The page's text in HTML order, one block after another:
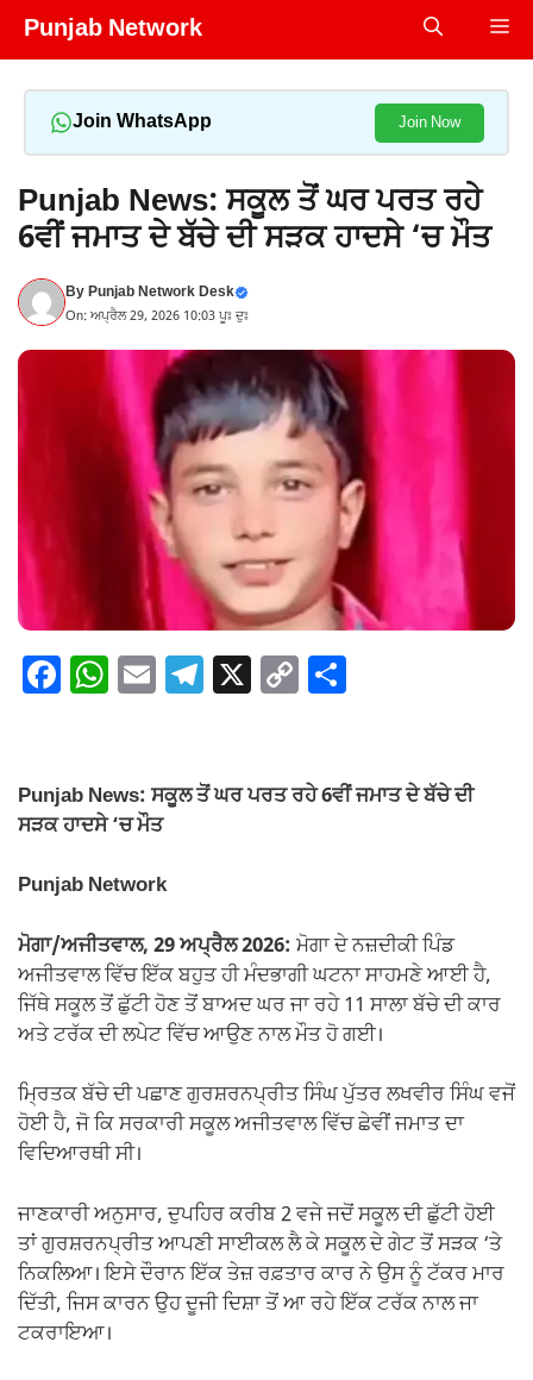
Skip
Punjab Network
Join WhatsApp Join Now
Punjab News: ਸਕੂਲ ਤੋਂ ਘਰ ਪਰਤ ਰਹੇ
6ਵੀਂ ਜਮਾਤ ਦੇ ਬੱਚੇ ਦੀ ਸੜਕ ਹਾਦਸੇ ‘ਚ ਮੌਤ
ByPunjab Network Desk
On: ਅਪ੍ਰੈਲ 29, 2026 10:03 ਪੂਃ ਦੁਃ
F
e
b
o
o
k
W
s
A
p
p
E T
gr
X C
y e
Punjab News: ਸਕੂਲ ਤੋਂ ਘਰ ਪਰਤ ਰਹੇ 6ਵੀਂ ਜਮਾਤ ਦੇ ਬੱਚੇ ਦੀ
ਸੜਕ ਹਾਦਸੇ ‘ਚ ਮੌਤ
Punjab Network
ਮੋਗਾ/ਅਜੀਤਵਾਲ, 29 ਅਪ੍ਰੈਲ 2026: ਮੋਗਾ ਦੇ ਨਜ਼ਦੀਕੀ ਪਿੰਡ
ਅਜੀਤਵਾਲ ਵਿੱਚ ਇੱਕ ਬਹੁਤ ਹੀ ਮੰਦਭਾਗੀ ਘਟਨਾ ਸਾਹਮਣੇ ਆਈ ਹੈ,
ਜਿੱਥੇ ਸਕੂਲ ਤੋਂ ਛੁੱਟੀ ਹੋਣ ਤੋਂ ਬਾਅਦ ਘਰ ਜਾ ਰਹੇ 11 ਸਾਲਾ ਬੱਚੇ ਦੀ ਕਾਰ
ਅਤੇ ਟਰੱਕ ਦੀ ਲਪੇਟ ਵਿੱਚ ਆਉਣ ਨਾਲ ਮੌਤ ਹੋ ਗਈ।
ਮ੍ਰਿਤਕ ਬੱਚੇ ਦੀ ਪਛਾਣ ਗੁਰਸ਼ਰਨਪ੍ਰੀਤ ਸਿੰਘ ਪੁੱਤਰ ਲਖਵੀਰ ਸਿੰਘ ਵਜੋਂ
ਹੋਈ ਹੈ, ਜੋ ਕਿ ਸਰਕਾਰੀ ਸਕੂਲ ਅਜੀਤਵਾਲ ਵਿੱਚ ਛੇਵੀਂ ਜਮਾਤ ਦਾ
ਵਿਦਿਆਰਥੀ ਸੀ।
ਜਾਣਕਾਰੀ ਅਨੁਸਾਰ, ਦੁਪਹਿਰ ਕਰੀਬ 2 ਵਜੇ ਜਦੋਂ ਸਕੂਲ ਦੀ ਛੁੱਟੀ ਹੋਈ
ਤਾਂ ਗੁਰਸ਼ਰਨਪ੍ਰੀਤ ਆਪਣੀ ਸਾਈਕਲ ਲੈ ਕੇ ਸਕੂਲ ਦੇ ਗੇਟ ਤੋਂ ਸੜਕ ‘ਤੇ
ਨਿਕਲਿਆ। ਇਸੇ ਦੌਰਾਨ ਇੱਕ ਤੇਜ਼ ਰਫ਼ਤਾਰ ਕਾਰ ਨੇ ਉਸ ਨੂੰ ਟੱਕਰ ਮਾਰ
ਦਿੱਤੀ, ਜਿਸ ਕਾਰਨ ਉਹ ਦੂਜੀ ਦਿਸ਼ਾ ਤੋਂ ਆ ਰਹੇ ਇੱਕ ਟਰੱਕ ਨਾਲ ਜਾ
ਟਕਰਾਇਆ।